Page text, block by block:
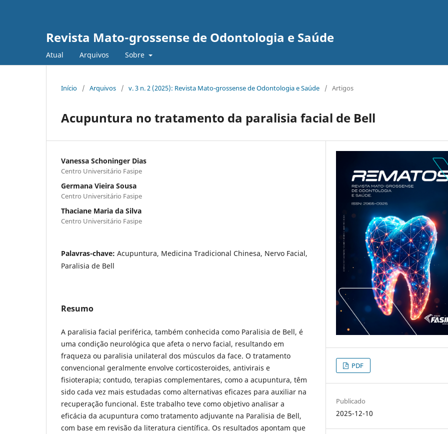
Revista Mato-grossense de Odontologia e Saúde
Atual Arquivos Sobre
Início / Arquivos / v. 3 n. 2 (2025): Revista Mato-grossense de Odontologia e Saúde / Artigos
Acupuntura no tratamento da paralisia facial de Bell
Vanessa Schoninger Dias
Centro Universitário Fasipe
Germana Vieira Sousa
Centro Universitário Fasipe
Thaciane Maria da Silva
Centro Universitário Fasipe
Palavras-chave: Acupuntura, Medicina Tradicional Chinesa, Nervo Facial,
Paralisia de Bell
Resumo
A paralisia facial periférica, também conhecida como Paralisia de Bell, é
uma condição neurológica que afeta o nervo facial, resultando em
fraqueza ou paralisia unilateral dos músculos da face. O tratamento
convencional geralmente envolve corticosteroides, antivirais e
fisioterapia; contudo, terapias complementares, como a acupuntura, têm
sido cada vez mais estudadas como alternativas eficazes para auxiliar na
recuperação funcional. Este trabalho teve como objetivo analisar a
eficácia da acupuntura como tratamento adjuvante na Paralisia de Bell,
com base em revisão da literatura científica. Os resultados apontam que
PDF
Publicado
2025-12-10